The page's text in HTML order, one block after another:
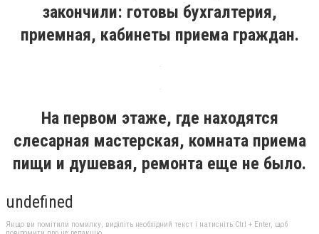
закончили: готовы бухгалтерия,
приемная, кабинеты приема граждан.
На первом этаже, где находятся
слесарная мастерская, комната приема
пищи и душевая, ремонта еще не было.
undefined
Якщо ви помітили помилку, виділіть необхідний текст і натисніть Ctrl + Enter, щоб